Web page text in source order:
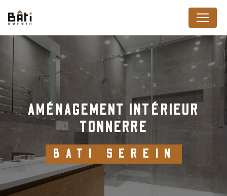
AMÉNAGEMENT INTÉRIEUR
TONNERRE
BATI SEREIN